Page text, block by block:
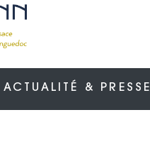
ACTUALITÉ & PRESSE